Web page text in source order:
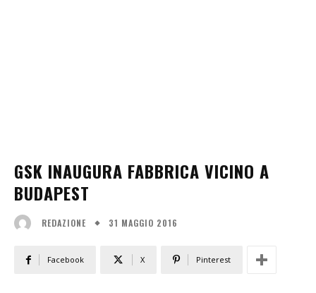
GSK INAUGURA FABBRICA VICINO A
BUDAPEST
REDAZIONE 31 MAGGIO 2016
Facebook X Pinterest